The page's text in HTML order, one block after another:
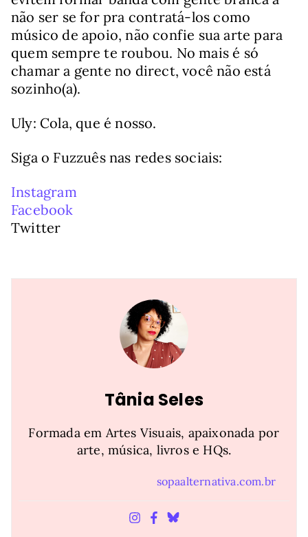
não ser se for pra contratá-los como
músico de apoio, não confie sua arte para
quem sempre te roubou. No mais é só
chamar a gente no direct, você não está
sozinho(a).
Uly: Cola, que é nosso.
Siga o Fuzzuês nas redes sociais:
Instagram
Facebook
Twitter
Tânia Seles
Formada em Artes Visuais, apaixonada por
arte, música, livros e HQs.
sopaalternativa.com.br